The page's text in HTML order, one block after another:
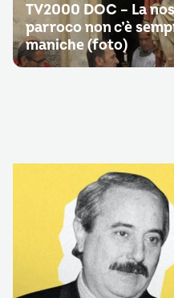
TV2000 DOC – La
parroco non c’è
maniche (foto)